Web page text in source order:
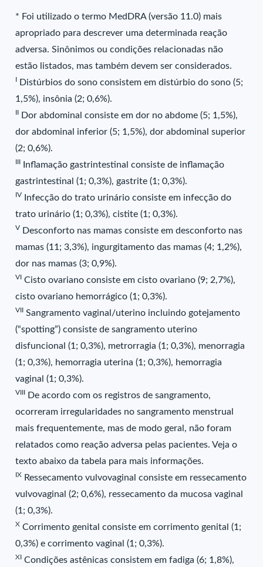
* Foi utilizado o termo MedDRA (versão 11.0) mais
apropriado para descrever uma determinada reação
adversa. Sinônimos ou condições relacionadas não
estão listados, mas também devem ser considerados.
I Distúrbios do sono consistem em distúrbio do sono (5;
1,5%), insônia (2; 0,6%).
II Dor abdominal consiste em dor no abdome (5; 1,5%),
dor abdominal inferior (5; 1,5%), dor abdominal superior
(2; 0,6%).
III
Inflamação gastrintestinal consiste de inflamação
gastrintestinal (1; 0,3%), gastrite (1; 0,3%).
IV
Infecção do trato urinário consiste em infecção do
trato urinário (1; 0,3%), cistite (1; 0,3%).
V Desconforto nas mamas consiste em desconforto nas
mamas (11; 3,3%), ingurgitamento das mamas (4; 1,2%),
dor nas mamas (3; 0,9%).
VI Cisto ovariano consiste em cisto ovariano (9; 2,7%),
cisto ovariano hemorrágico (1; 0,3%).
VII Sangramento vaginal/uterino incluindo gotejamento
(“spotting”) consiste de sangramento uterino
disfuncional (1; 0,3%), metrorragia (1; 0,3%), menorragia
(1; 0,3%), hemorragia uterina (1; 0,3%), hemorragia
vaginal (1; 0,3%).
VIII De acordo com os registros de sangramento,
ocorreram irregularidades no sangramento menstrual
mais frequentemente, mas de modo geral, não foram
relatados como reação adversa pelas pacientes. Veja o
texto abaixo da tabela para mais informações.
IX Ressecamento vulvovaginal consiste em ressecamento
vulvovaginal (2; 0,6%), ressecamento da mucosa vaginal
(1; 0,3%).
X Corrimento genital consiste em corrimento genital (1;
0,3%) e corrimento vaginal (1; 0,3%).
XI Condições astênicas consistem em fadiga (6; 1,8%),